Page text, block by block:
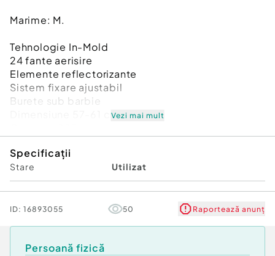
Marime: M.
Tehnologie In-Mold
24 fante aerisire
Elemente reflectorizante
Sistem fixare ajustabil
Burete sub barbie
Dimensiune 57-61 cm.
Certificata CE
Vezi mai mult
Specificații
Stare Utilizat
ID: 16893055 50 Raportează anunț
Persoană fizică